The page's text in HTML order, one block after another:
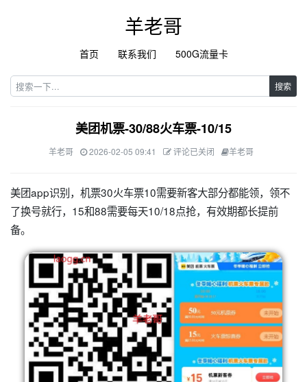
羊老哥
首页 联系我们 500G流量卡
搜索
美团机票-30/88火车票-10/15
羊老哥 2026-02-05 09:41 评论已关闭 羊老哥
美团app识别，机票30火车票10需要新客大部分都能领，领不
了换号就行，15和88需要每天10/18点抢，有效期都长提前
备。